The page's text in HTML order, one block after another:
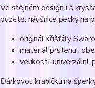
Ve stejném designu s
puzetě, náušnice pecky na
originál křišťály
materiál prstenu :
velikost : univerzální,
Dárkovou krabičku na